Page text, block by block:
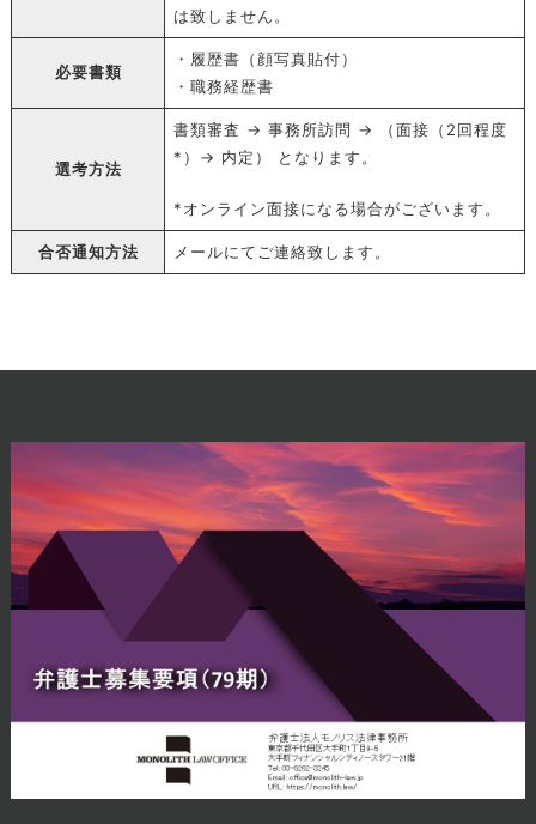
は致しません。
必要書類
・履歴書（顔写真貼付）
・職務経歴書
選考方法
書類審査 → 事務所訪問 → （面接（2回程度
*）→ 内定） となります。
*オンライン面接になる場合がございます。
合否通知方法 メールにてご連絡致します。